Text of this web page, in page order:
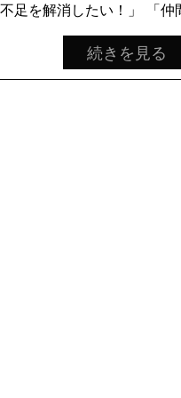
足を解消したい！」 「仲
続きを見る